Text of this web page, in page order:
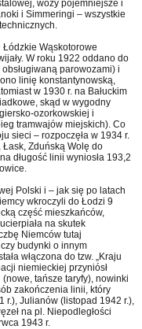
wozy pojemniejsze i
i Simmeringi – wszystkie
Wąskotorowe
W roku 1922 oddano do
parowozami) i
linię konstantynowską,
w 1930 r. na Bałuckim
skąd w wygodny
ozorkowskiej i
tramwajów miejskich). Co
sieci – rozpoczęła w 1934 r.
Zduńską Wolę do
długość linii wyniosła 193,2
Polski i – jak się po latach
wkroczyli do Łodzi 9
część mieszkańców,
na skutek
Niemców tutaj
budynki o innym
włączona do tzw. „Kraju
niemieckiej przyniósł
tańsze taryfy), nowinki
zakończenia linii, który
r.), Julianów (listopad 1942 r.),
na pl. Niepodległości
1943 r.